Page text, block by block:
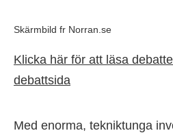
Skärmbild fr Norran.se
Klicka här för att läsa
debattsida
Med enorma, tekniktunga